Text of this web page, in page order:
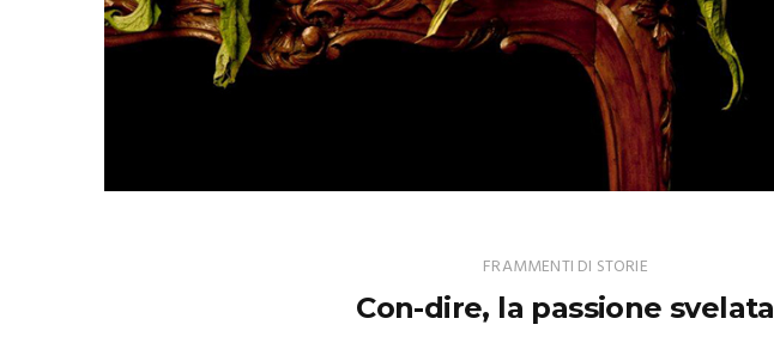
FRAMMENTI DI STORIE
Con-dire, la passione svelata